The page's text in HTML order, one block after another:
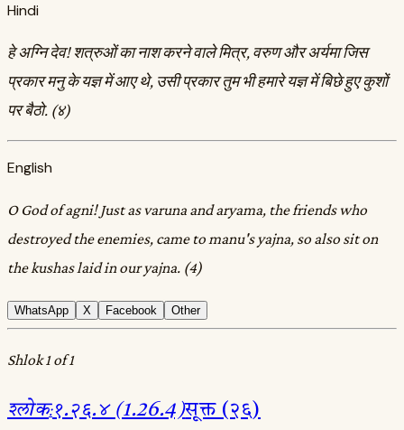
Hindi
हे अग्नि देव! शत्रुओं का नाश करने वाले मित्र, वरुण और अर्यमा जिस
प्रकार मनु के यज्ञ में आए थे, उसी प्रकार तुम भी हमारे यज्ञ में बिछे हुए कुशों
पर बैठो. (४)
English
O God of agni! Just as varuna and aryama, the friends who
destroyed the enemies, came to manu's yajna, so also sit on
the kushas laid in our yajna. (4)
WhatsApp X Facebook Other
Shlok 1 of 1
श्लोक:१.२६.४ (1.26.4)सूक्त (२६)